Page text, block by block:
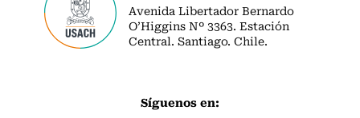
Avenida Libertador Bernardo
O’Higgins Nº 3363. Estación
Central. Santiago. Chile.
Síguenos en: